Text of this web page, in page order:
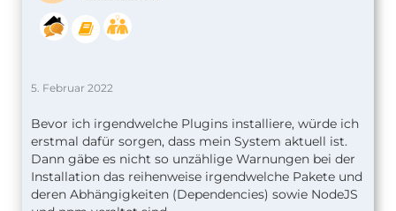
5. Februar 2022
Bevor ich irgendwelche Plugins installiere, würde ich
erstmal dafür sorgen, dass mein System aktuell ist.
Dann gäbe es nicht so unzählige Warnungen bei der
Installation das reihenweise irgendwelche Pakete und
deren Abhängigkeiten (Dependencies) sowie NodeJS